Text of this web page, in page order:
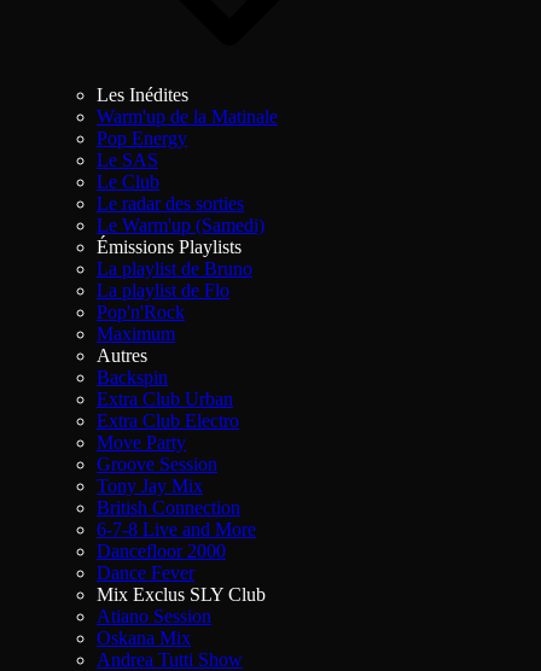
Les Inédites
Warm'up de la Matinale
Pop Energy
Le SAS
Le Club
Le radar des sorties
Le Warm'up (Samedi)
Émissions Playlists
La playlist de Bruno
La playlist de Flo
Pop'n'Rock
Maximum
Autres
Backspin
Extra Club Urban
Extra Club Electro
Move Party
Groove Session
Tony Jay Mix
British Connection
6-7-8 Live and More
Dancefloor 2000
Dance Fever
Mix Exclus SLY Club
Atiano Session
Oskana Mix
Andrea Tutti Show